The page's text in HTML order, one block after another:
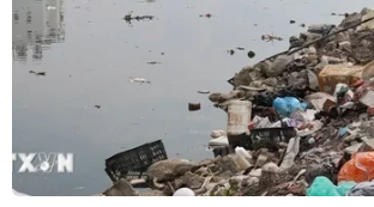
Việt Nam áp đảo danh sách
xuất sắc nhất AFF Cup